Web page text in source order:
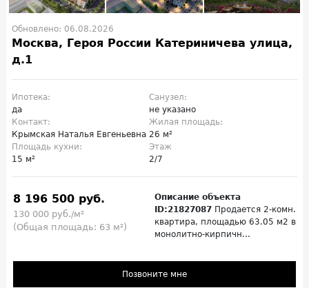
Обновлено: 06.08.2026
Москва, Героя России Катериничева улица,
д.1
Ипотека:
да
Санузел:
не указано
Контакт:
Крымская Наталья Евгеньевна
Жилая площадь:
26 м²
Площадь кухни:
15 м²
Этаж
2/7
8 196 500 руб.
130 000 руб./м²
(Общая площадь: 63 м²)
Описание объекта
ID:21827087 Продается 2-комн.
квартира, площадью 63.05 м2 в
монолитно-кирпичн...
Позвоните мне